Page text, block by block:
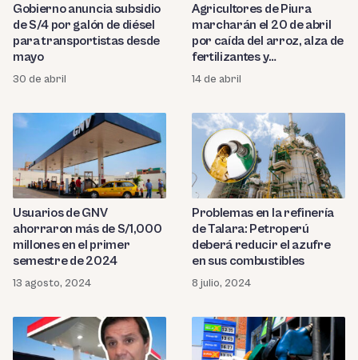
Gobierno anuncia subsidio
de S/4 por galón de diésel
para transportistas desde
mayo
30 de abril
Agricultores de Piura
marcharán el 20 de abril
por caída del arroz, alza de
fertilizantes y
combustibles
14 de abril
Usuarios de GNV
ahorraron más de S/1,000
millones en el primer
semestre de 2024
13 agosto, 2024
Problemas en la refinería
de Talara: Petroperú
deberá reducir el azufre
en sus combustibles
8 julio, 2024